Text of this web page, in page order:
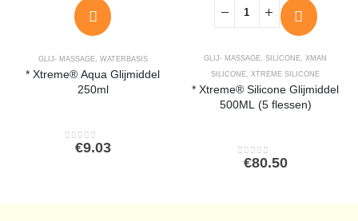
GLIJ- MASSAGE, WATERBASIS
* Xtreme® Aqua Glijmiddel
250ml
out of 5
€9.03
GLIJ- MASSAGE, SILICONE, XMAN
SILICONE, XTREME SILICONE
* Xtreme® Silicone Glijmiddel
500ML (5 flessen)
out of 5
€80.50